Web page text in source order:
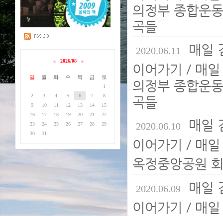
« 2026/08 »
일 월 화 수 목 금 토
1
2
3 4 5 6 7
8
9
10 11 12 13 14
15
16
17 18 19 20 21
22
23
24 25 26 27 28
29
30
31
의정부 종합운
곡들
2020.06.11 매일
이어가기 / 매
의정부 종합운
곡들
2020.06.10 매일
이어가기 / 매
옥정중앙공원
2020.06.09 매일
이어가기 / 매